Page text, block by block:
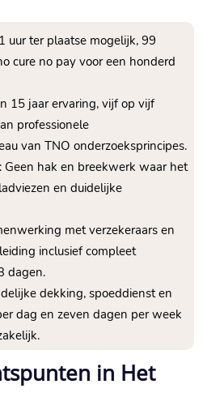
uur ter plaatse mogelijk, 99
cure no pay voor een honderd
15 jaar ervaring, vijf op vijf
professionele
van TNO onderzoeksprincipes.​
: Geen hak en breekwerk waar het
en duidelijke
met verzekeraars en
inclusief compleet
dagen.​
dekking, spoeddienst en
dag en zeven dagen per week
in Het